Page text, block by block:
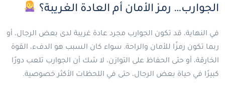
الجوارب… رمز الأمان أم العادة الغريبة؟
في النهاية، قد تكون الجوارب مجرد عادة غريبة لدى بعض الرجال، أو
ربما تكون رمزًا للأمان والراحة. سواء كان السبب هو الدفء، القوة
الخارقة، أو حتى الحفاظ على التوازن، لا شك أن الجوارب تلعب دورًا
كبيرًا في حياة بعض الرجال، حتى في اللحظات الأكثر خصوصية.